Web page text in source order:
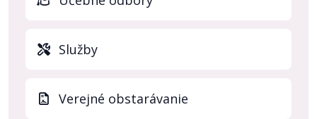
Služby
Verejné obstarávanie